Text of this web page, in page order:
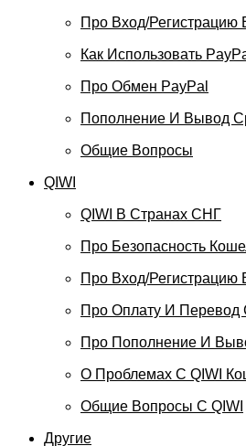
Про Вход/регистрацию
Как Использовать
Про Обмен PayPal
Пополнение И Вывод
Общие Вопросы
QIWI
QIWI В Странах СНГ
Про Безопасность
Про Вход/регистрацию
Про Оплату И Перевод
Про Пополнение И
О Проблемах С QIWI
Общие Вопросы С QIWI
Другие